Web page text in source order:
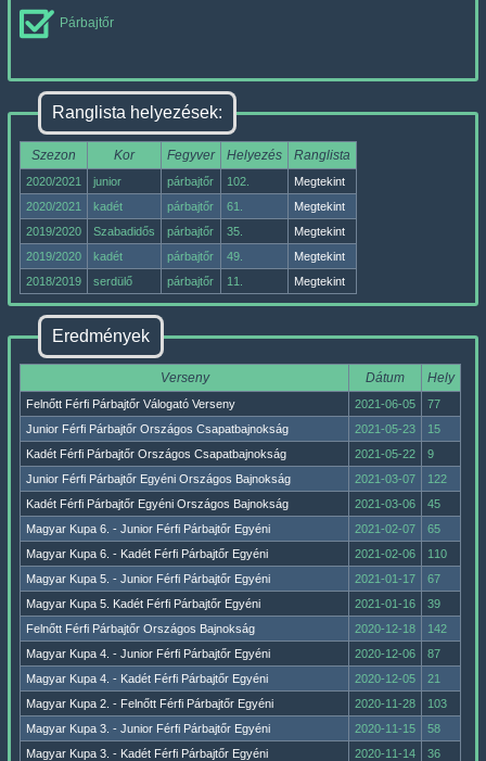
Párbajtőr
Ranglista helyezések:
Szezon Kor Fegyver Helyezés Ranglista
2020/2021 junior párbajtőr 102.
Megtekint
2020/2021
kadét párbajtőr 61.
Megtekint
2019/2020
Szabadidős párbajtőr 35.
Megtekint
2019/2020
kadét párbajtőr 49.
Megtekint
2018/2019
serdülő párbajtőr 11. Megtekint
Eredmények
Verseny Dátum Hely
Felnőtt Férfi Párbajtőr Válogató Verseny 2021-06-05
77
Junior Férfi Párbajtőr Országos Csapatbajnokság
2021-05-23
15
Kadét Férfi Párbajtőr Országos Csapatbajnokság
2021-05-22
9
Junior Férfi Párbajtőr Egyéni Országos Bajnokság
2021-03-07
122
Kadét Férfi Párbajtőr Egyéni Országos Bajnokság
2021-03-06
45
Magyar Kupa 6. - Junior Férfi Párbajtőr Egyéni
2021-02-07
65
Magyar Kupa 6. - Kadét Férfi Párbajtőr Egyéni
2021-02-06
110
Magyar Kupa 5. - Junior Férfi Párbajtőr Egyéni
2021-01-17
67
Magyar Kupa 5. Kadét Férfi Párbajtőr Egyéni
2021-01-16
39
Felnőtt Férfi Párbajtőr Országos Bajnokság
2020-12-18
142
Magyar Kupa 4. - Junior Férfi Párbajtőr Egyéni
2020-12-06
87
Magyar Kupa 4. - Kadét Férfi Párbajtőr Egyéni
2020-12-05
21
Magyar Kupa 2. - Felnőtt Férfi Párbajtőr Egyéni
2020-11-28
103
Magyar Kupa 3. - Junior Férfi Párbajtőr Egyéni
2020-11-15
58
Magyar Kupa 3. - Kadét Férfi Párbajtőr Egyéni
2020-11-14
36